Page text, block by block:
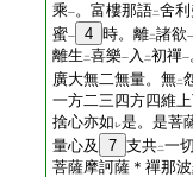
乘一。富樓那語二舍
蜜一 4 時。離二諸欲一
離生 二喜樂一 入 二初禪一
廣大無二無量。無二
一方二三四方四維
捨心亦如 レ是。是菩
量心及
7 支共二一
菩薩摩訶薩＊禪那